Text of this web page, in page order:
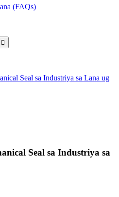
(FAQs)
Seal sa Industriya sa Lana ug
Seal sa Industriya sa